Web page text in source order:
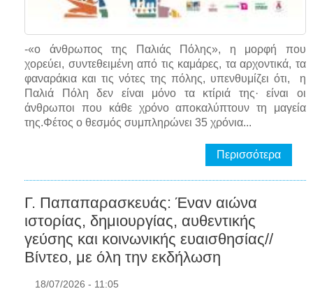
-«ο άνθρωπος της Παλιάς Πόλης», η μορφή που
χορεύει, συντεθειμένη από τις καμάρες, τα αρχοντικά, τα
φαναράκια και τις νότες της πόλης, υπενθυμίζει ότι, η
Παλιά Πόλη δεν είναι μόνο τα κτίριά της· είναι οι
άνθρωποι που κάθε χρόνο αποκαλύπτουν τη μαγεία
της.Φέτος ο θεσμός συμπληρώνει 35 χρόνια...
Περισσότερα
Γ. Παπαπαρασκευάς: Έναν αιώνα
ιστορίας, δημιουργίας, αυθεντικής
γεύσης και κοινωνικής ευαισθησίας//
Βίντεο, με όλη την εκδήλωση
18/07/2026 - 11:05